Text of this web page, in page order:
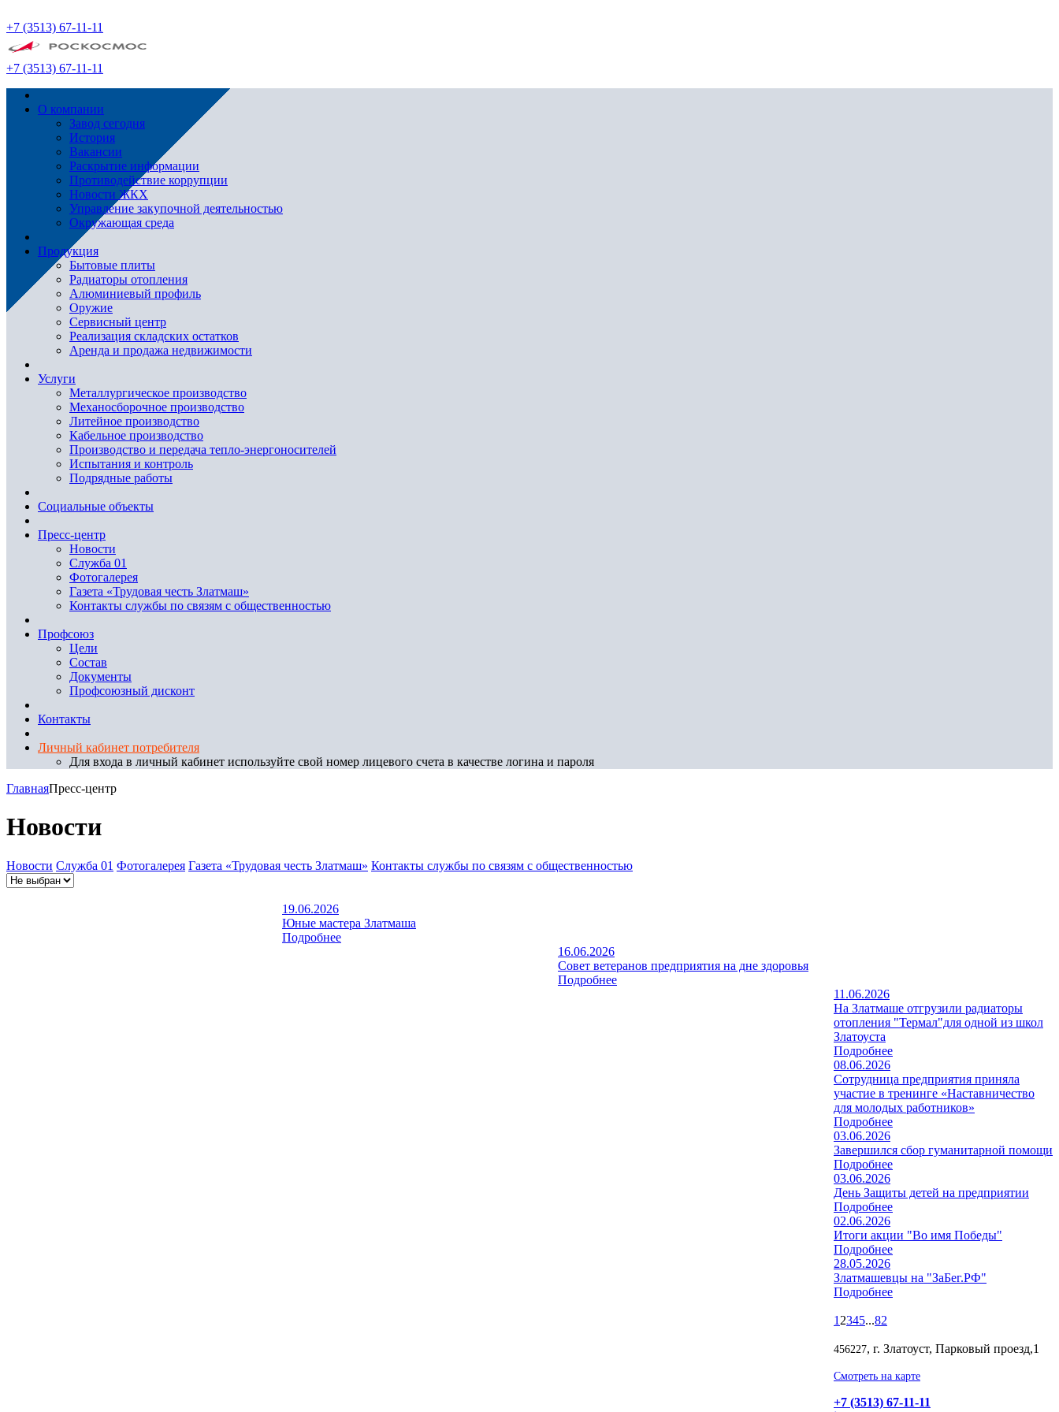
+7 (3513) 67-11-11
+7 (3513) 67-11-11
О компании
Завод сегодня
История
Вакансии
Раскрытие информации
Противодействие коррупции
Новости ЖКХ
Управление закупочной деятельностью
Окружающая среда
Продукция
Бытовые плиты
Радиаторы отопления
Алюминиевый профиль
Оружие
Сервисный центр
Реализация складских остатков
Аренда и продажа недвижимости
Услуги
Металлургическое производство
Механосборочное производство
Литейное производство
Кабельное производство
Производство и передача тепло-энергоносителей
Испытания и контроль
Подрядные работы
Социальные объекты
Пресс-центр
Новости
Служба 01
Фотогалерея
Газета «Трудовая честь Златмаш»
Контакты службы по связям с общественностью
Профсоюз
Цели
Состав
Документы
Профсоюзный дисконт
Контакты
Личный кабинет потребителя
Для входа в личный кабинет используйте свой номер лицевого счета в качестве логина и пароля
ГлавнаяПресс-центр
Новости
Новости Служба 01 Фотогалерея Газета «Трудовая честь Златмаш» Контакты службы по связям с общественностью
19.06.2026
Юные мастера Златмаша
Подробнее
16.06.2026
Совет ветеранов предприятия на дне здоровья
Подробнее
11.06.2026
На Златмаше отгрузили радиаторы
отопления "Термал"для одной из школ
Златоуста
Подробнее
08.06.2026
Сотрудница предприятия приняла
участие в тренинге «Наставничество
для молодых работников»
Подробнее
03.06.2026
Завершился сбор гуманитарной помощи
Подробнее
03.06.2026
День Защиты детей на предприятии
Подробнее
02.06.2026
Итоги акции "Во имя Победы"
Подробнее
28.05.2026
Златмашевцы на "ЗаБег.РФ"
Подробнее
1 2345...82
456227, г. Златоуст, Парковый проезд,1
Смотреть на карте
+7 (3513) 67-11-11